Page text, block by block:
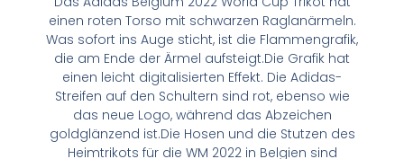
einen roten Torso mit schwarzen Raglanärmeln.
Was sofort ins Auge sticht, ist die Flammengrafik,
die am Ende der Ärmel aufsteigt.Die Grafik hat
einen leicht digitalisierten Effekt. Die Adidas-
Streifen auf den Schultern sind rot, ebenso wie
das neue Logo, während das Abzeichen
goldglänzend ist.Die Hosen und die Stutzen des
Heimtrikots für die WM 2022 in Belgien sind